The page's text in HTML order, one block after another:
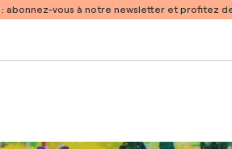
abonnez-vous à notre newsletter et profitez